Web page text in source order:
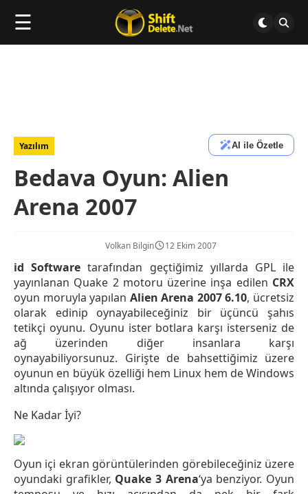
☰
Yazılım AI ile Özetle
Bedava Oyun: Alien
Arena 2007
Volkan Bilgin 12 Ekim 2007
id Software tarafından geçtiğimiz yıllarda GPL ile
yayınlanan Quake 2 motoru üzerine inşa edilen CRX
oyun moruyla yapılan Alien Arena 2007 6.10, ücretsiz
olarak edinip oynayabileceğiniz bir üçüncü şahıs
tetikçi oyunu. Oyunu ister botlara karşı isterseniz de
ağ üzerinden diğer insanlara karşı
oynayabiliyorsunuz. Girişte de bahsettiğimiz üzere
oyunun en büyük özelliği hem Linux hem de Windows
altında çalışıyor olması.
Ne Kadar İyi?
Oyun içi ekran görüntülerinden görebileceğiniz üzere
oyundaki grafikler, Quake 3 Arena‘ya benziyor. Oyun